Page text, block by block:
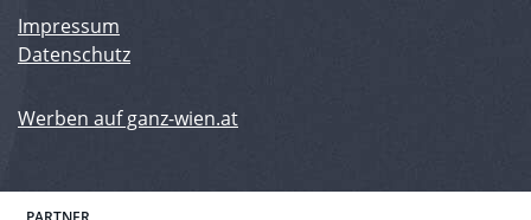
Impressum
Datenschutz
Werben auf ganz-wien.at